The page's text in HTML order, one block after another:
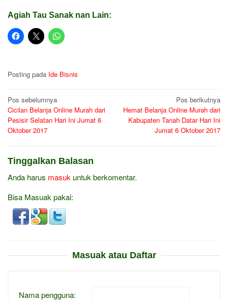
Agiah Tau Sanak nan Lain:
Posting pada Ide Bisnis
Navigasi
pos
Pos sebelumnya
Cicilan Belanja Online Murah dari
Pesisir Selatan Hari Ini Jumat 6
Oktober 2017
Pos berikutnya
Hemat Belanja Online Murah dari
Kabupaten Tanah Datar Hari Ini
Jumat 6 Oktober 2017
Tinggalkan Balasan
Anda harus masuk untuk berkomentar.
Bisa Masuak pakai:
Masuak atau Daftar
Nama pengguna: